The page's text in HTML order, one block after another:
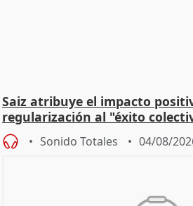
Saiz atribuye el impacto
regularización al "éxito
Sonido Totales 04/08/